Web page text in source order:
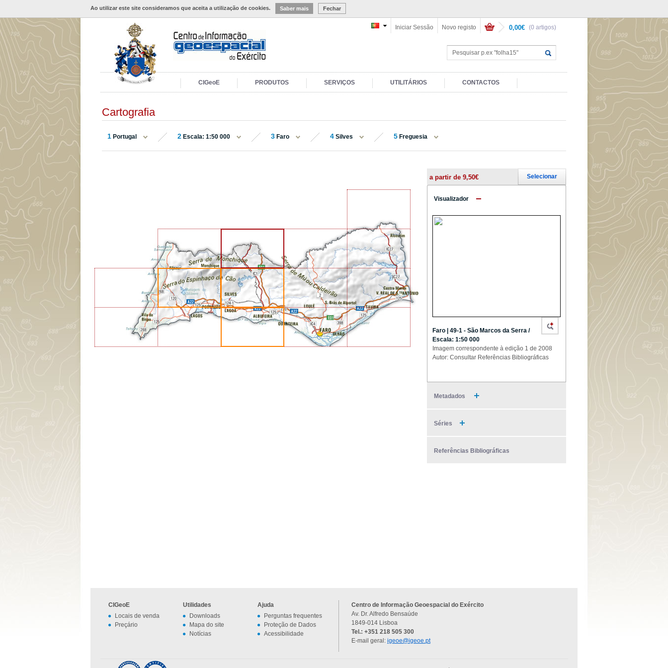
Ao utilizar este site consideramos que aceita a utilização de cookies. Saber mais Fechar
(0 artigos)
0,00€
Novo registo
Iniciar Sessão
CIGeoE PRODUTOS SERVIÇOS UTILITÁRIOS CONTACTOS
Cartografia
1 Portugal 2 Escala: 1:50 000 3 Faro 4 Silves 5 Freguesia
a partir de 9,50€ Selecionar
Visualizador
Faro | 49-1 - São Marcos da Serra /
Escala: 1:50 000
Imagem correspondente à edição 1 de 2008
Autor: Consultar Referências Bibliográficas
Metadados
Séries
Referências Bibliográficas
CIGeoE
Locais de venda
Preçário
Utilidades
Downloads
Mapa do site
Notícias
Ajuda
Perguntas frequentes
Proteção de Dados
Acessibilidade
Centro de Informação Geoespacial do Exército
Av. Dr. Alfredo Bensaúde
1849-014 Lisboa
Tel.: +351 218 505 300
E-mail geral: igeoe@igeoe.pt